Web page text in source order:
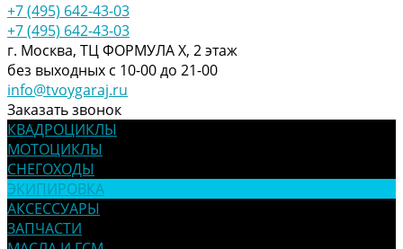
+7 (495) 642-43-03
+7 (495) 642-43-03
г. Москва, ТЦ ФОРМУЛА Х, 2 этаж
без выходных с 10-00 до 21-00
info@tvoygaraj.ru
Заказать звонок
КВАДРОЦИКЛЫ
МОТОЦИКЛЫ
СНЕГОХОДЫ
ЭКИПИРОВКА
АКСЕССУАРЫ
ЗАПЧАСТИ